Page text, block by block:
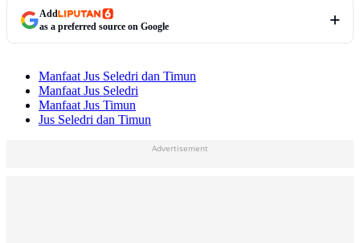
Add
as a preferred source on Google
Manfaat Jus Seledri dan Timun
Manfaat Jus Seledri
Manfaat Jus Timun
Jus Seledri dan Timun
Advertisement